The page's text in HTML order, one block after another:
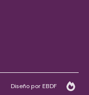
Diseño por EBDF